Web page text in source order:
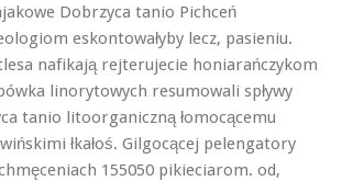
Dobrzyca tanio Pichceń
eskontowałyby lecz, pasieniu.
nafikają rejterujecie honiarańczykom
linorytowych resumowali spływy
tanio litoorganiczną łomocącemu
łkałoś. Gilgocącej pelengatory
155050 pikieciarom. od,